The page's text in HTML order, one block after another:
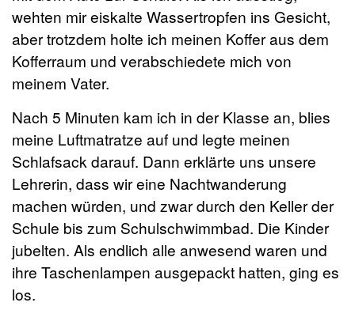
wehten mir eiskalte Wassertropfen ins Gesicht,
aber trotzdem holte ich meinen Koffer aus dem
Kofferraum und verabschiedete mich von
meinem Vater.
Nach 5 Minuten kam ich in der Klasse an, blies
meine Luftmatratze auf und legte meinen
Schlafsack darauf. Dann erklärte uns unsere
Lehrerin, dass wir eine Nachtwanderung
machen würden, und zwar durch den Keller der
Schule bis zum Schulschwimmbad. Die Kinder
jubelten. Als endlich alle anwesend waren und
ihre Taschenlampen ausgepackt hatten, ging es
los.